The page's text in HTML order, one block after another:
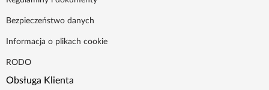
Bezpieczeństwo danych
Informacja o plikach cookie
RODO
Obsługa Klienta